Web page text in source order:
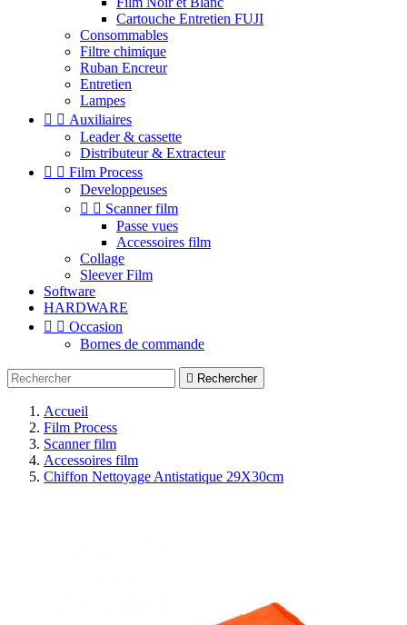
Cartouche Entretien FUJI
Consommables
Filtre chimique
Ruban Encreur
Entretien
Lampes
  Auxiliaires
Leader & cassette
Distributeur & Extracteur
  Film Process
Developpeuses
  Scanner film
Passe vues
Accessoires film
Collage
Sleever Film
Software
HARDWARE
  Occasion
Bornes de commande
 Rechercher
Accueil
Film Process
Scanner film
Accessoires film
Chiffon Nettoyage Antistatique 29X30cm